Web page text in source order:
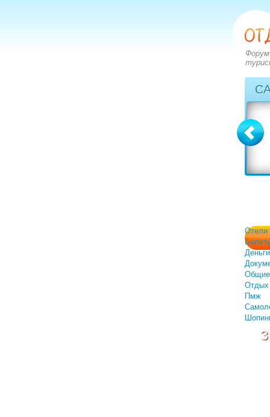
вопросов: 2828
Отели
Деньги
Общие
Отдых
Пмж